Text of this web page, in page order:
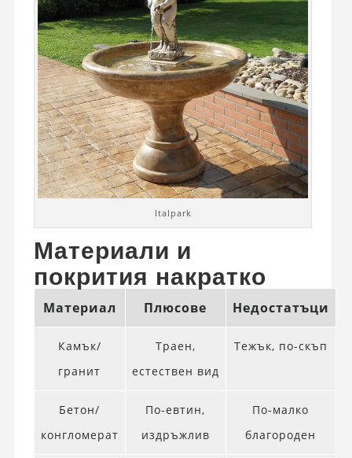
Italpark
Материали и
покрития накратко
Материал Плюсове Недостатъци
Камък/
гранит
Траен,
естествен вид
Тежък, по-скъп
Бетон/
конгломерат
По-евтин,
издръжлив
По-малко
благороден